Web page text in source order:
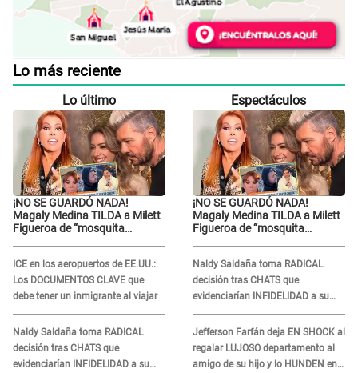
Lo más reciente
Lo último
¡NO SE GUARDÓ NADA!
Magaly Medina TILDA a Milett
Figueroa de “mosquita
Marcelo Tinelli en TV argentina
ICE en los aeropuertos de EE.UU.:
Los DOCUMENTOS CLAVE que
debe tener un inmigrante al viajar
Naldy Saldaña toma RADICAL
decisión tras CHATS que
evidenciarían INFIDELIDAD a su
Espectáculos
¡NO SE GUARDÓ NADA!
Magaly Medina TILDA a Milett
Figueroa de “mosquita
Marcelo Tinelli en TV argentina
Naldy Saldaña toma RADICAL
decisión tras CHATS que
evidenciarían INFIDELIDAD a su
novio con animador de 'La Bella
Luz': "Un día..."
Jefferson Farfán deja EN SHOCK al
regalar LUJOSO departamento al
amigo de su hijo y lo HUNDEN en